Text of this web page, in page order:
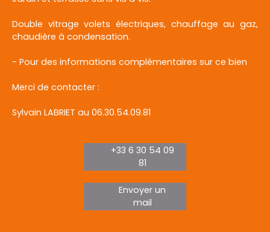
Double vitrage volets électriques, chauffage au gaz,
chaudière à condensation.
- Pour des informations complémentaires sur ce bien
Merci de contacter :
Sylvain LABRIET au 06.30.54.09.81
+33 6 30 54 09
81
Envoyer un
mail